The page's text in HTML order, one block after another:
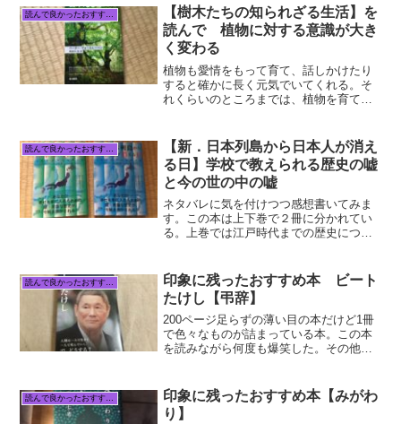
ばそうなのかもしれない。物語の終盤に
近づくに従って、...
読んで良かったおすすめ本
【樹木たちの知られざる生活】を
読んで 植物に対する意識が大き
く変わる
植物も愛情をもって育て、話しかけたり
すると確かに長く元気でいてくれる。そ
れくらいのところまでは、植物を育てた
で感情表現をする動物に比べると、植物
を「生き物」と認識する感...
【新．日本列島から日本人が消え
る日】学校で教えられる歴史の嘘
と今の世の中の嘘
ネタバレに気を付けつつ感想書いてみま
す。この本は上下巻で２冊に分かれてい
る。上巻では江戸時代までの歴史につい
った歴史とはまるで違う話が沢山出てく
る。学校で習った歴史に何...
読んで良かったおすすめ本
印象に残ったおすすめ本 ビート
たけし【弔辞】
200ページ足らずの薄い目の本だけど1冊
で色々なものが詰まっている本。この本
を読みながら何度も爆笑した。その他に
気分になったり、心にジンと響くものが
あったり。出来るだけ...
読んで良かったおすすめ本
印象に残ったおすすめ本【みがわ
り】